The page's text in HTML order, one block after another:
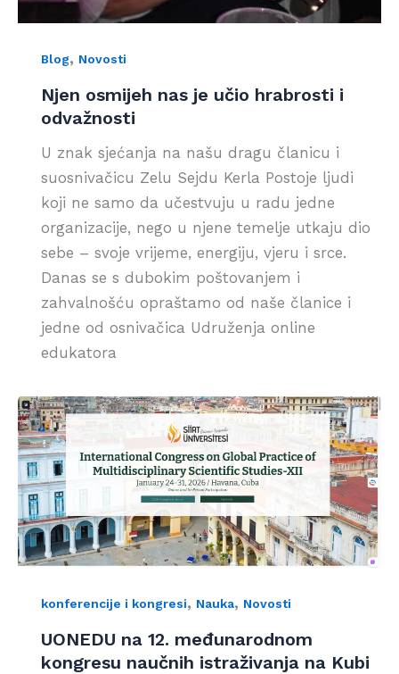
Blog, Novosti
Njen osmijeh nas je učio hrabrosti i
odvažnosti
U znak sjećanja na našu dragu članicu i
suosnivačicu Zelu Sejdu Kerla Postoje ljudi
koji ne samo da učestvuju u radu jedne
organizacije, nego u njene temelje utkaju dio
sebe – svoje vrijeme, energiju, vjeru i srce.
Danas se s dubokim poštovanjem i
zahvalnošću opraštamo od naše članice i
jedne od osnivačica Udruženja online
edukatora
konferencije i kongresi, Nauka, Novosti
UONEDU na 12. međunarodnom
kongresu naučnih istraživanja na Kubi